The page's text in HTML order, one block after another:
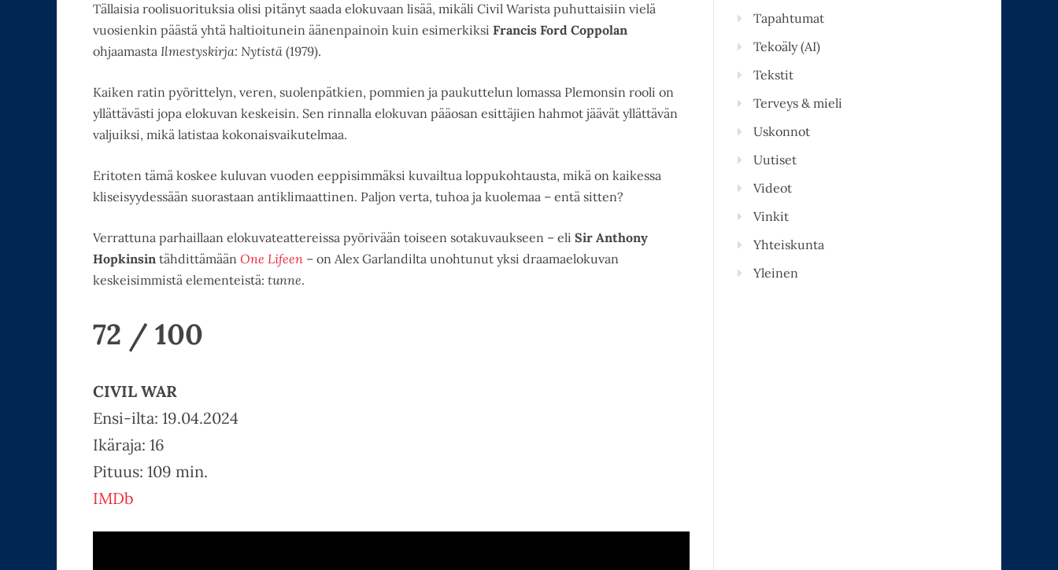
Tällaisia roolisuorituksia olisi pitänyt saada elokuvaan lisää, mikäli Civil Warista puhuttaisiin vielä
vuosienkin päästä yhtä haltioitunein äänenpainoin kuin esimerkiksi Francis Ford Coppolan
ohjaamasta Ilmestyskirja: Nytistä (1979).
Kaiken ratin pyörittelyn, veren, suolenpätkien, pommien ja paukuttelun lomassa Plemonsin rooli on
yllättävästi jopa elokuvan keskeisin. Sen rinnalla elokuvan pääosan esittäjien hahmot jäävät yllättävän
valjuiksi, mikä latistaa kokonaisvaikutelmaa.
Eritoten tämä koskee kuluvan vuoden eeppisimmäksi kuvailtua loppukohtausta, mikä on kaikessa
kliseisyydessään suorastaan antiklimaattinen. Paljon verta, tuhoa ja kuolemaa – entä sitten?
Verrattuna parhaillaan elokuvateattereissa pyörivään toiseen sotakuvaukseen – eli Sir Anthony
Hopkinsin tähdittämään One Lifeen – on Alex Garlandilta unohtunut yksi draamaelokuvan
keskeisimmistä elementeistä: tunne.
72 / 100
CIVIL WAR
Ensi-ilta: 19.04.2024
Ikäraja: 16
Pituus: 109 min.
IMDb
Tapahtumat
Tekoäly (AI)
Tekstit
Terveys & mieli
Uskonnot
Uutiset
Videot
Vinkit
Yhteiskunta
Yleinen